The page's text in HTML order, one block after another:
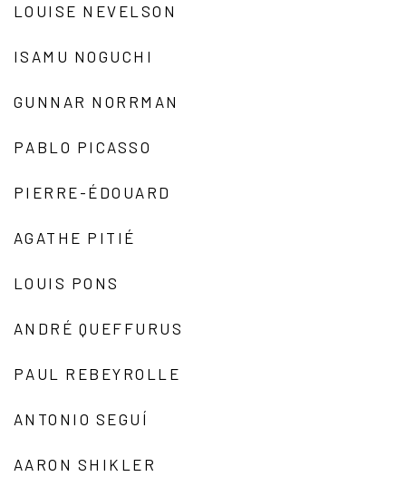
LOUISE NEVELSON
ISAMU NOGUCHI
GUNNAR NORRMAN
PABLO PICASSO
PIERRE-ÉDOUARD
AGATHE PITIÉ
LOUIS PONS
ANDRÉ QUEFFURUS
PAUL REBEYROLLE
ANTONIO SEGUÍ
AARON SHIKLER